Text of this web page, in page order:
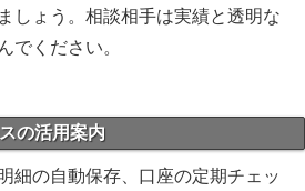
しょう。相談相手は実績と透明な
でください。
の活用案内
細の自動保存、口座の定期チェッ